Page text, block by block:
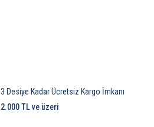
3 Desiye Kadar Ücretsiz Kargo İmkanı
2.000 TL ve üzeri